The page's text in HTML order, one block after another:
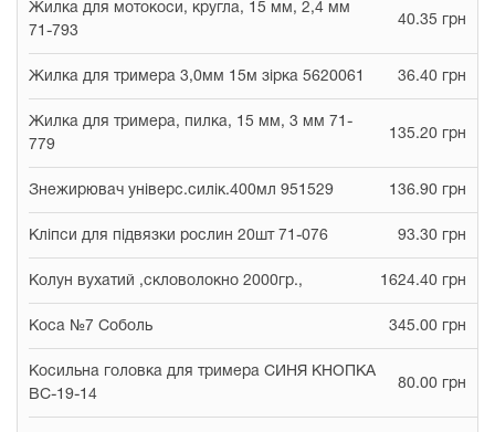
Жилка для мотокоси, кругла, 15 мм, 2,4 мм
71-793
40.35 грн
Жилка для тримера 3,0мм 15м зірка 5620061 36.40 грн
Жилка для тримера, пилка, 15 мм, 3 мм 71-
779
135.20 грн
Знежирювач універс.силік.400мл 951529 136.90 грн
Кліпси для підвязки рослин 20шт 71-076 93.30 грн
Колун вухатий ,скловолокно 2000гр., 1624.40 грн
Коса №7 Соболь 345.00 грн
Косильна головка для тримера СИНЯ КНОПКА
ВС-19-14
80.00 грн